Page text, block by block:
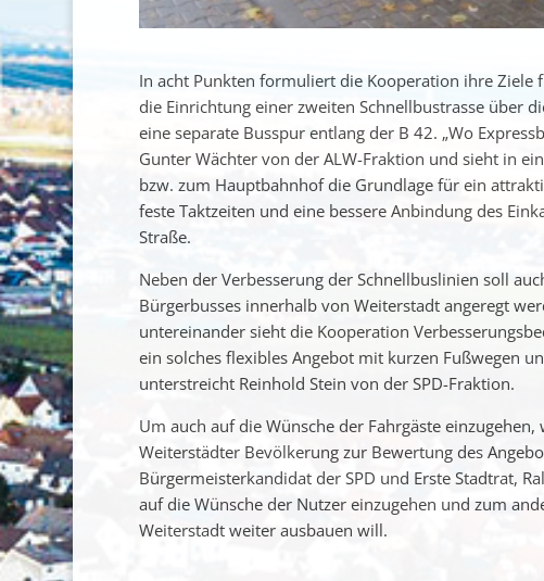
In acht Punkten formuliert die Kooperation ihre Ziele
die Einrichtung einer zweiten Schnellbustrasse über
eine separate Busspur entlang der B 42. „Wo
Gunter Wächter von der ALW-Fraktion und sieht in
bzw. zum Hauptbahnhof die Grundlage für ein
feste Taktzeiten und eine bessere Anbindung des
Straße.
Neben der Verbesserung der Schnellbuslinien soll
Bürgerbusses innerhalb von Weiterstadt angeregt
untereinander sieht die Kooperation
ein solches flexibles Angebot mit kurzen Fußwegen
unterstreicht Reinhold Stein von der SPD-Fraktion.
Um auch auf die Wünsche der Fahrgäste
Weiterstädter Bevölkerung zur Bewertung des
Bürgermeisterkandidat der SPD und Erste Stadtrat,
auf die Wünsche der Nutzer einzugehen und zum
Weiterstadt weiter ausbauen will.